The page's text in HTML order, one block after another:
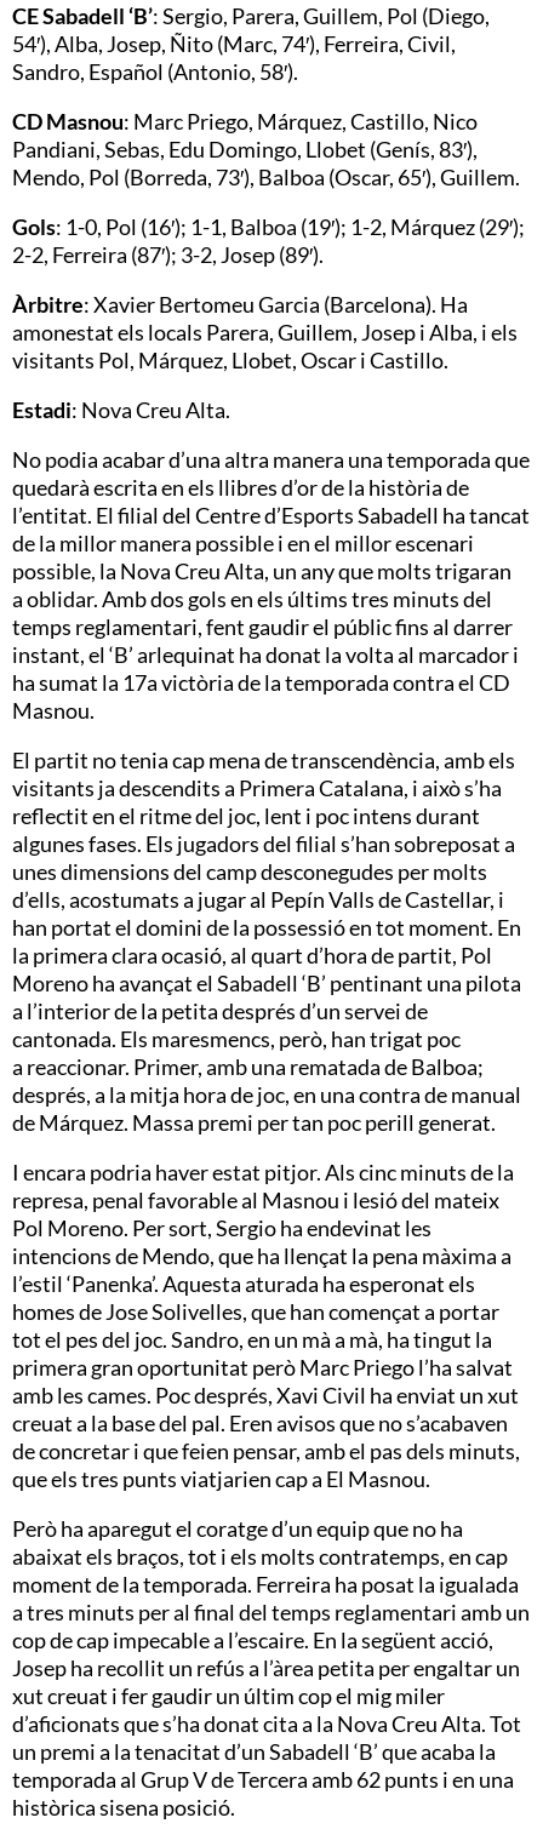
CE Sabadell ‘B’: Sergio, Parera, Guillem, Pol (Diego,
54′), Alba, Josep, Ñito (Marc, 74′), Ferreira, Civil,
Sandro, Español (Antonio, 58′).
CD Masnou: Marc Priego, Márquez, Castillo, Nico
Pandiani, Sebas, Edu Domingo, Llobet (Genís, 83′),
Mendo, Pol (Borreda, 73′), Balboa (Oscar, 65′), Guillem.
Gols: 1-0, Pol (16′); 1-1, Balboa (19′); 1-2, Márquez (29′);
2-2, Ferreira (87′); 3-2, Josep (89′).
Àrbitre: Xavier Bertomeu Garcia (Barcelona). Ha
amonestat els locals Parera, Guillem, Josep i Alba, i els
visitants Pol, Márquez, Llobet, Oscar i Castillo.
Estadi: Nova Creu Alta.
No podia acabar d’una altra manera una temporada que
quedarà escrita en els llibres d’or de la història de
l’entitat. El filial del Centre d’Esports Sabadell ha tancat
de la millor manera possible i en el millor escenari
possible, la Nova Creu Alta, un any que molts trigaran
a oblidar. Amb dos gols en els últims tres minuts del
temps reglamentari, fent gaudir el públic fins al darrer
instant, el ‘B’ arlequinat ha donat la volta al marcador i
ha sumat la 17a victòria de la temporada contra el CD
Masnou.
El partit no tenia cap mena de transcendència, amb els
visitants ja descendits a Primera Catalana, i això s’ha
reflectit en el ritme del joc, lent i poc intens durant
algunes fases. Els jugadors del filial s’han sobreposat a
unes dimensions del camp desconegudes per molts
d’ells, acostumats a jugar al Pepín Valls de Castellar, i
han portat el domini de la possessió en tot moment. En
la primera clara ocasió, al quart d’hora de partit, Pol
Moreno ha avançat el Sabadell ‘B’ pentinant una pilota
a l’interior de la petita després d’un servei de
cantonada. Els maresmencs, però, han trigat poc
a reaccionar. Primer, amb una rematada de Balboa;
després, a la mitja hora de joc, en una contra de manual
de Márquez. Massa premi per tan poc perill generat.
I encara podria haver estat pitjor. Als cinc minuts de la
represa, penal favorable al Masnou i lesió del mateix
Pol Moreno. Per sort, Sergio ha endevinat les
intencions de Mendo, que ha llençat la pena màxima a
l’estil ‘Panenka’. Aquesta aturada ha esperonat els
homes de Jose Solivelles, que han començat a portar
tot el pes del joc. Sandro, en un mà a mà, ha tingut la
primera gran oportunitat però Marc Priego l’ha salvat
amb les cames. Poc després, Xavi Civil ha enviat un xut
creuat a la base del pal. Eren avisos que no s’acabaven
de concretar i que feien pensar, amb el pas dels minuts,
que els tres punts viatjarien cap a El Masnou.
Però ha aparegut el coratge d’un equip que no ha
abaixat els braços, tot i els molts contratemps, en cap
moment de la temporada. Ferreira ha posat la igualada
a tres minuts per al final del temps reglamentari amb un
cop de cap impecable a l’escaire. En la següent acció,
Josep ha recollit un refús a l’àrea petita per engaltar un
xut creuat i fer gaudir un últim cop el mig miler
d’aficionats que s’ha donat cita a la Nova Creu Alta. Tot
un premi a la tenacitat d’un Sabadell ‘B’ que acaba la
temporada al Grup V de Tercera amb 62 punts i en una
històrica sisena posició.